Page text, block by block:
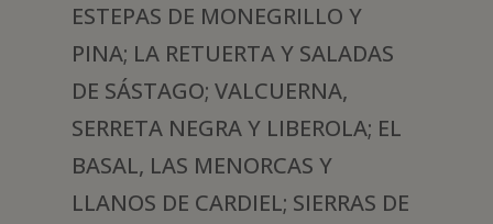
ESTEPAS DE MONEGRILLO Y
PINA; LA RETUERTA Y SALADAS
DE SÁSTAGO; VALCUERNA,
SERRETA NEGRA Y LIBEROLA; EL
BASAL, LAS MENORCAS Y
LLANOS DE CARDIEL; SIERRAS DE